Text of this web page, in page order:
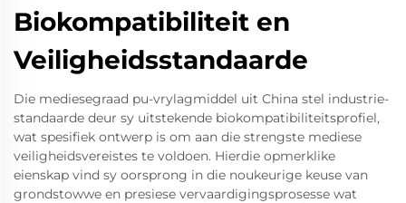
Biokompatibiliteit en
Veiligheidsstandaarde
Die mediesegraad pu-vrylagmiddel uit China stel industrie-
standaarde deur sy uitstekende biokompatibiliteitsprofiel,
wat spesifiek ontwerp is om aan die strengste mediese
veiligheidsvereistes te voldoen. Hierdie opmerklike
eienskap vind sy oorsprong in die noukeurige keuse van
grondstowwe en presiese vervaardigingsprosesse wat